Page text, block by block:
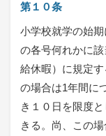
第１０条
小学校就学の始
の各号何れかに
給休暇）に規定
の場合は1年間に
き１０日を限度
きる。尚、この